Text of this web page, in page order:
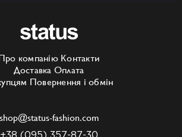
компанію Контакти
Доставка Оплата
Повернення і обмін
shop@status-fashion.com